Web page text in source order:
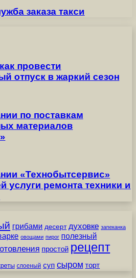
заказа такси
провести
отпуск в жаркий сезон
по поставкам
материалов
«Технобытсервис»
услуги ремонта техники и
грибами десерт духовке запеканка
овощами пирог полезный
простой рецепт
слоеный суп сыром торт